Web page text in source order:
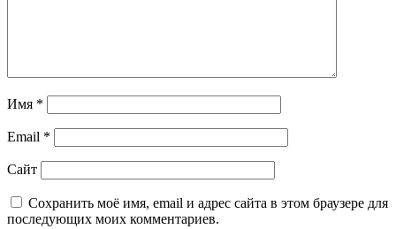
Имя *
Email *
Сайт
Сохранить моё имя, email и адрес сайта в этом браузере для
последующих моих комментариев.